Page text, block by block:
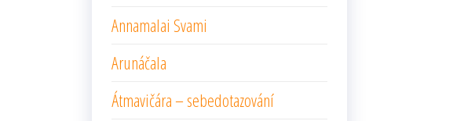
Annamalai Svami
Arunáčala
Átmavičára – sebedotazování